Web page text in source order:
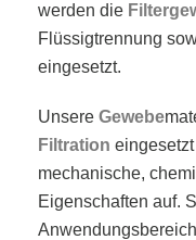
werden die
Flüssigtrennung
eingesetzt.
Unsere Gewebe
Filtration
mechanische,
Eigenschaften auf.